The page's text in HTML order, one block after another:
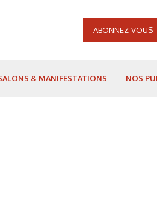
ABONNEZ-VOUS
& MANIFESTATIONS NOS